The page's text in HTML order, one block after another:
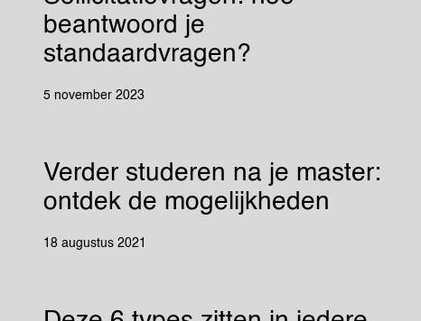
beantwoord je
standaardvragen?
5 november 2023
Verder studeren na je master:
ontdek de mogelijkheden
18 augustus 2021